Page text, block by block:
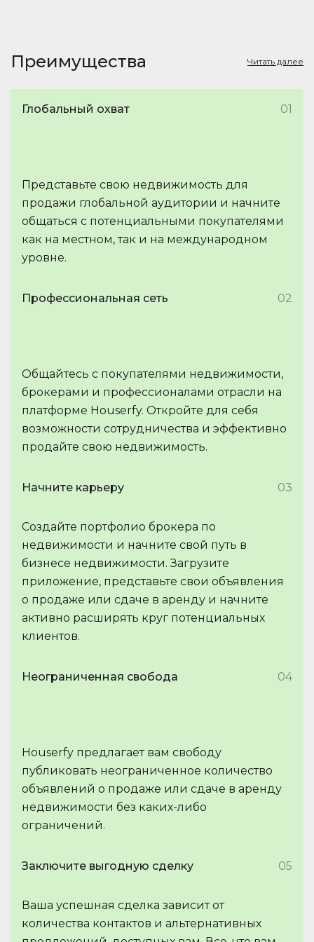
Преимущества Читать далее
Глобальный охват 01
Представьте свою недвижимость для
продажи глобальной аудитории и начните
общаться с потенциальными покупателями
как на местном, так и на международном
уровне.
Профессиональная сеть 02
Общайтесь с покупателями недвижимости,
брокерами и профессионалами отрасли на
платформе Houserfy. Откройте для себя
возможности сотрудничества и эффективно
продайте свою недвижимость.
Начните карьеру 03
Создайте портфолио брокера по
недвижимости и начните свой путь в
бизнесе недвижимости. Загрузите
приложение, представьте свои объявления
о продаже или сдаче в аренду и начните
активно расширять круг потенциальных
клиентов.
Неограниченная свобода 04
Houserfy предлагает вам свободу
публиковать неограниченное количество
объявлений о продаже или сдаче в аренду
недвижимости без каких-либо
ограничений.
Заключите выгодную сделку 05
Ваша успешная сделка зависит от
количества контактов и альтернативных